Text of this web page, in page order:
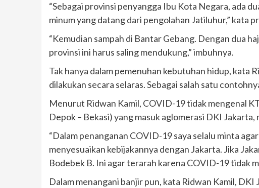
“Sebagai provinsi penyangga Ibu Kota Negara, ada
minum yang datang dari pengolahan Jatiluhur,” kata
“Kemudian sampah di Bantar Gebang. Dengan dua
provinsi ini harus saling mendukung,” imbuhnya.
Tak hanya dalam pemenuhan kebutuhan hidup, kata
dilakukan secara selaras. Sebagai salah satu
Menurut Ridwan Kamil, COVID-19 tidak mengenal
Depok – Bekasi) yang masuk aglomerasi DKI Jakarta,
“Dalam penanganan COVID-19 saya selalu minta
menyesuaikan kebijakannya dengan Jakarta. Jika
Bodebek B. Ini agar terarah karena COVID-19 tidak
Dalam menangani banjir pun, kata Ridwan Kamil,